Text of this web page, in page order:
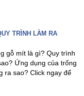
TRÌNH LÀM RA
gỗ mít là gì? Quy trình
Ứng dụng của trống
ra sao? Click ngay để